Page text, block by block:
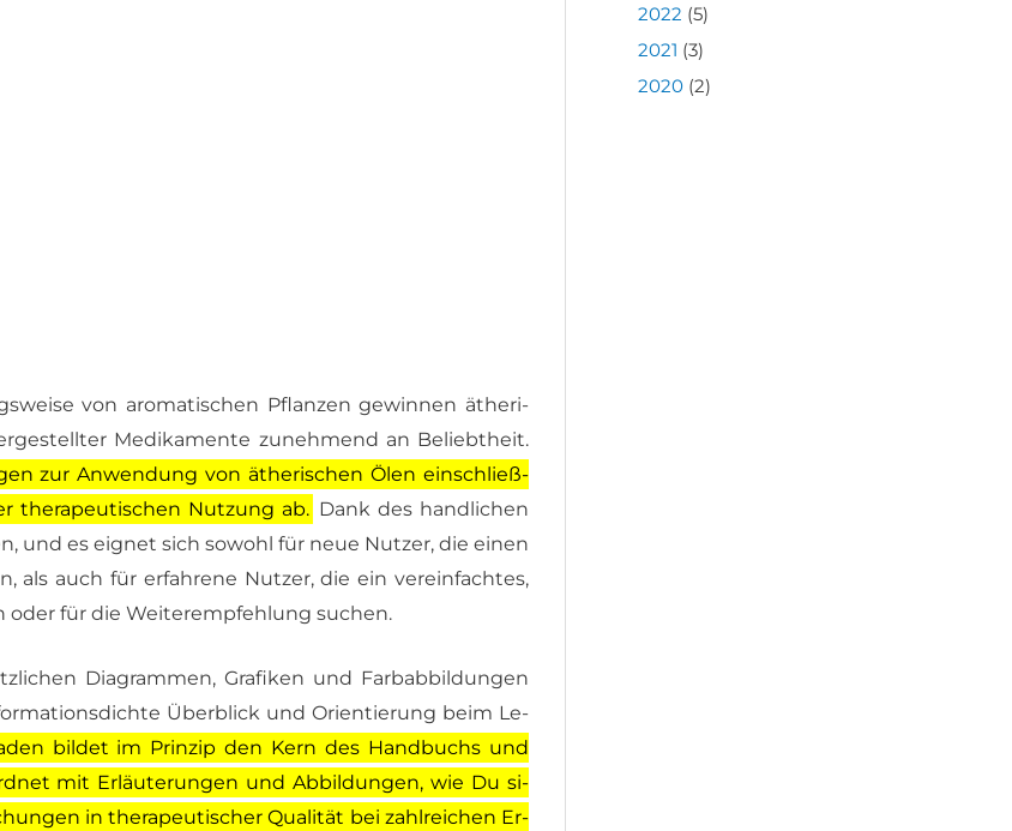
von aro­ma­ti­schen Pflan­zen ge­win­nen äthe­ri­
Me­di­ka­men­te zu­neh­mend an Be­liebt­heit.
zur An­wen­dung von äthe­ri­schen Ölen ein­schließ­
the­ra­peu­ti­schen Nut­zung ab. Dank des hand­li­chen
und es eig­net sich so­wohl für neue Nut­zer, die ei­nen
als auch für er­fah­re­ne Nut­zer, die ein ver­ein­fach­tes,
für die Wei­ter­emp­feh­lung su­chen.
Dia­gram­men, Gra­fi­ken und Farb­ab­bil­dun­gen
Über­blick und Ori­en­tie­rung beim Le­
bil­det im Prin­zip den Kern des Hand­buchs und
mit Er­läu­te­run­gen und Ab­bil­dun­gen, wie Du si­
in the­ra­peu­ti­scher Qua­li­tät bei zahl­rei­chen Er­
2022 (5)
2021 (3)
2020 (2)